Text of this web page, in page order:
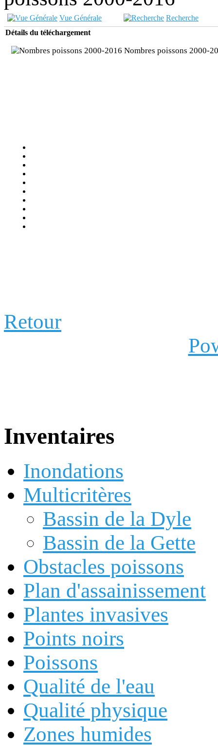
Vue Générale
Recherche
Détails du téléchargement
Nombres poissons 2000-
Retour
Inventaires
Inondations
Multicritères
Bassin de la Dyle
Bassin de la Gette
Obstacles poissons
Plan d'assainissement
Plantes invasives
Points noirs
Poissons
Qualité de l'eau
Qualité physique
Zones humides